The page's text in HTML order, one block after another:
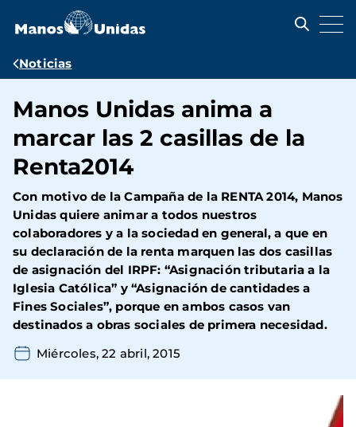
contenido
Ruta
navegación
Noticias
Manos Unidas anima a
marcar las 2 casillas de la
Renta2014
Con motivo de la Campaña de la RENTA 2014, Manos
Unidas quiere animar a todos nuestros
colaboradores y a la sociedad en general, a que en
su declaración de la renta marquen las dos casillas
de asignación del IRPF: “Asignación tributaria a la
Iglesia Católica” y “Asignación de cantidades a
Fines Sociales”, porque en ambos casos van
destinados a obras sociales de primera necesidad.
Miércoles, 22 abril, 2015